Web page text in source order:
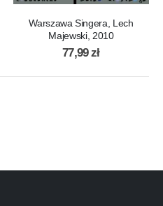
Warszawa Singera, Lech
Majewski, 2010
77,99zł